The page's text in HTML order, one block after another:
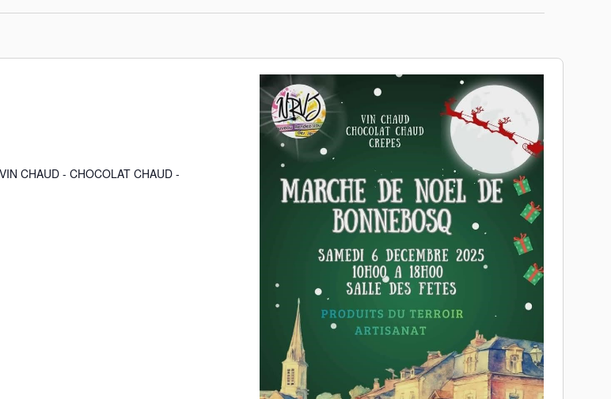
CHAUD - CHOCOLAT CHAUD -